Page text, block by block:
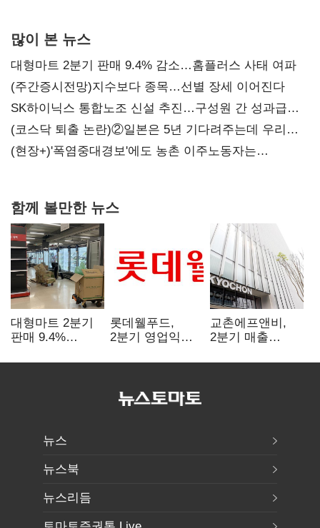
많이 본 뉴스
대형마트 2분기 판매 9.4% 감소…홈플러스 사태 여파
(주간증시전망)지수보다 종목…선별 장세 이어진다
SK하이닉스 통합노조 신설 추진…구성원 간 성과급
불만 확산
(코스닥 퇴출 논란)②일본은 5년 기다려주는데 우리는
당장 퇴출?…시간만으론 부족한 코스닥 구하기
(현장+)'폭염중대경보'에도 농촌 이주노동자는
함께 볼만한 뉴스
대형마트 2분기
판매 9.4%
사태 여파
롯데웰푸드,
2분기 영업익
사업이 실적 견인
교촌에프앤비,
2분기 매출
전년보다 4.9%↑
뉴스
뉴스북
뉴스리듬